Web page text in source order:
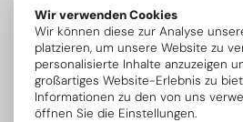
Wir verwenden Cookies
Wir können diese zur Analyse
platzieren, um unsere Website zu
personalisierte Inhalte anzuzeigen
großartiges Website-Erlebnis zu
Informationen zu den von uns
öffnen Sie die Einstellungen.